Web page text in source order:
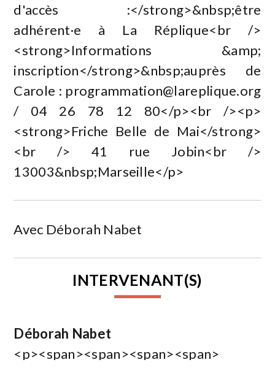
d'accès :</strong>&nbsp;être
adhérent·e à La Réplique<br />
<strong>Informations &amp;
inscription</strong>&nbsp;auprès de
Carole : programmation@lareplique.org
/ 04 26 78 12 80</p><br /><p>
<strong>Friche Belle de Mai</strong>
<br /> 41 rue Jobin<br />
13003&nbsp;Marseille</p>
Avec Déborah Nabet
INTERVENANT(S)
Déborah Nabet
<p><span><span><span><span>